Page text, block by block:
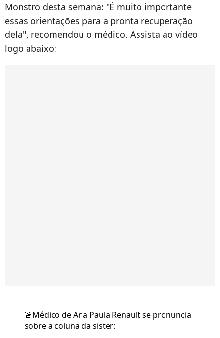
Monstro desta semana: "É muito importante
essas orientações para a pronta recuperação
dela", recomendou o médico. Assista ao vídeo
logo abaixo:
🚨Médico de Ana Paula Renault se pronuncia
sobre a coluna da sister: